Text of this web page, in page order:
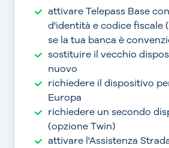
attivare Telepass Base
d'identità e codice fiscale
se la tua banca è
sostituire il vecchio
nuovo
richiedere il dispositivo
Europa
richiedere un secondo
(opzione Twin)
attivare l'Assistenza